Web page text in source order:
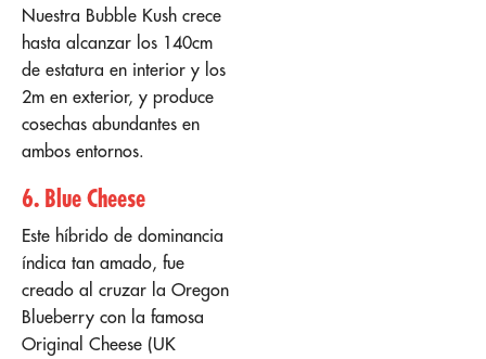
Nuestra Bubble Kush crece
hasta alcanzar los 140cm
de estatura en interior y los
2m en exterior, y produce
cosechas abundantes en
ambos entornos.
6. Blue Cheese
Este híbrido de dominancia
índica tan amado, fue
creado al cruzar la Oregon
Blueberry con la famosa
Original Cheese (UK